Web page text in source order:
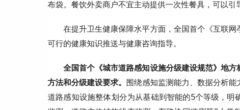
布袋。餐饮外卖商户不宜主动提供一次性餐具，可以引
在提升卫生健康保障水平方面，全国首个《互联
可行的健康知识推送与健康咨询指导。
全国首个《城市道路感知设施分级建设规范》地
方法和分级建设要求。 围绕感知监测能力、数据分析
道路感知设施整体划分为从基础到智能的5个等级，